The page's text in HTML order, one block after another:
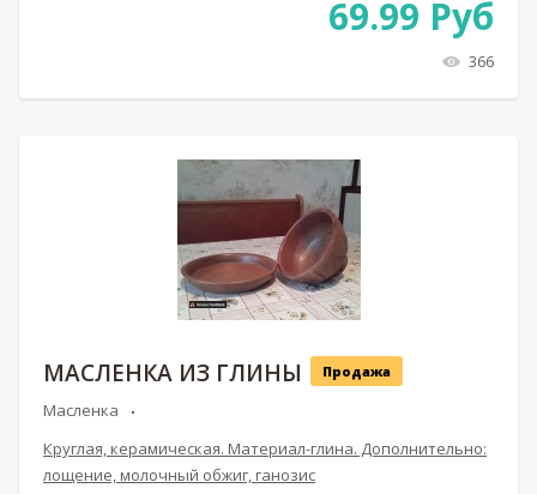
69.99 Руб
366
МАСЛЕНКА ИЗ ГЛИНЫ Продажа
Масленка
Круглая, керамическая. Материал-глина. Дополнительно:
лощение, молочный обжиг, ганозис